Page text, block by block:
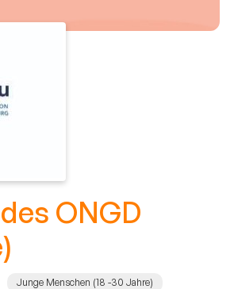
ONGD
Junge Menschen (18 -30 Jahre)